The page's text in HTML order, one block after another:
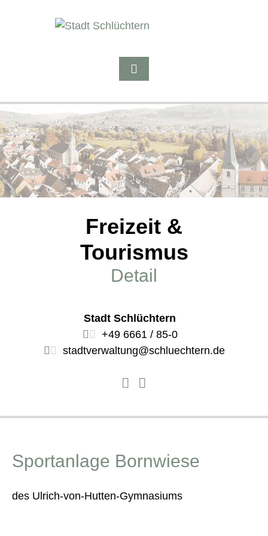
Freizeit &
Tourismus
Detail
Stadt Schlüchtern
+49 6661 / 85-0
stadtverwaltung@schluechtern.de
Sportanlage Bornwiese
des Ulrich-von-Hutten-Gymnasiums